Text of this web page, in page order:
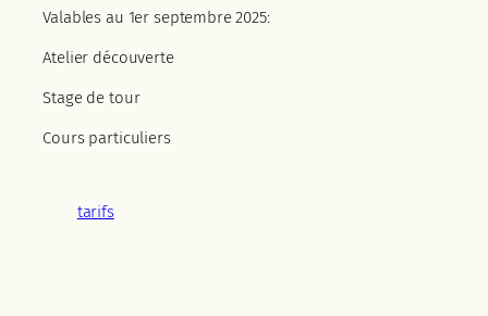
Valables au 1er septembre 2025:
Atelier découverte
Stage de tour
Cours particuliers
tarifs